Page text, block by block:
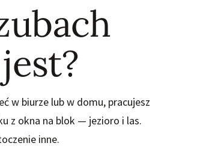
w biurze lub w domu, pracujesz
z okna na blok — jezioro i las.
inne.